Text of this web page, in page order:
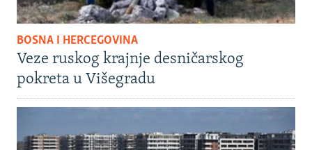
BOSNA I HERCEGOVINA
Veze ruskog krajnje desničarskog
pokreta u Višegradu